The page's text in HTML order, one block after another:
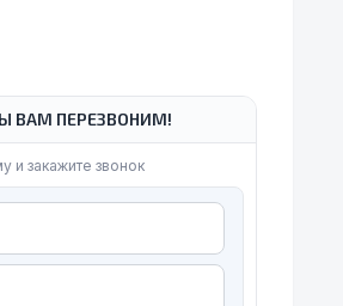
ВАМ ПЕРЕЗВОНИМ!
и закажите звонок